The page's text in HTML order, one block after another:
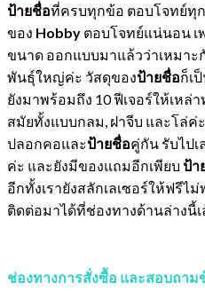
ป้ายชื่อที่ครบทุกข้อ ตอบโจทย์ทุ
ของ Hobby ตอบโจทย์แน่นอน เ
ขนาด ออกแบบมาแล้วว่าเหมาะ
พันธุ์ใหญ่ค่ะ วัสดุของป้ายชื่อก็เ
ยังมาพร้อมถึง 10 ฟีเจอร์ให้เห
สมัยทั้งแบบกลม, ฝาจีบ และโล่ค่
ปลอกคอและป้ายชื่อคู่กัน รับไป
ค่ะ และยังมีของแถมอีกเพียบ ป้า
อีกทั้งเรายังสลักเลเซอร์ให้ฟรีไ
ติดต่อมาได้ที่ช่องทางด้านล่างนี้เ
ช่องทางการสั่งซื้อ และสอบถาม